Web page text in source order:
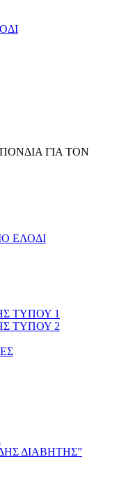
ΓΙΑ ΤΟΝ
ΕΛΟΔΙ
ΤΥΠΟΥ 1
ΤΥΠΟΥ 2
ΔΙΑΒΗΤΗΣ”